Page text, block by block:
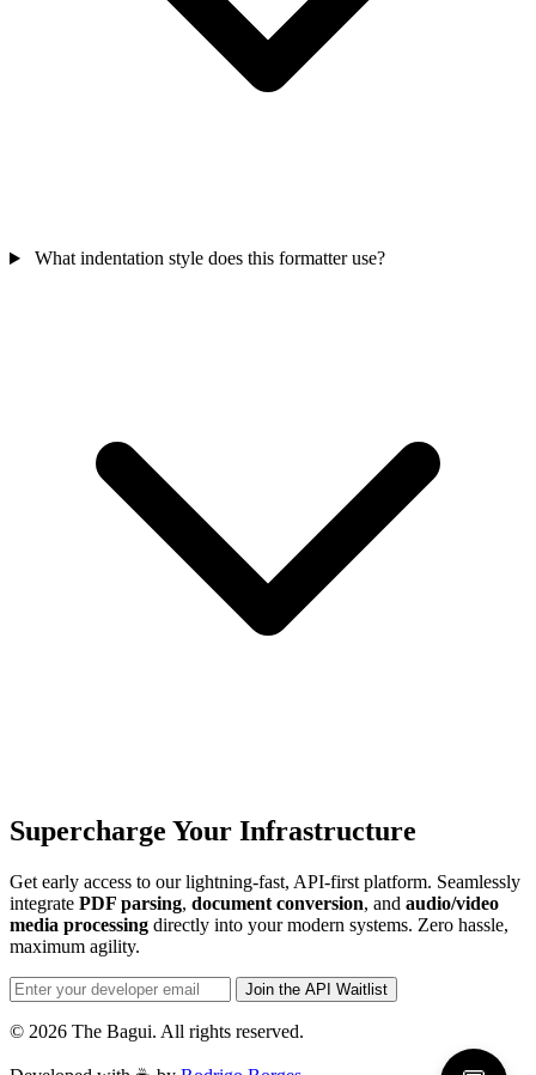
What indentation style does this formatter use?
Supercharge Your Infrastructure
Get early access to our lightning-fast, API-first platform. Seamlessly
integrate PDF parsing, document conversion, and audio/video
media processing directly into your modern systems. Zero hassle,
maximum agility.
Join the API Waitlist
© 2026 The Bagui. All rights reserved.